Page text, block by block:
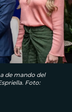
de mando del
Foto: